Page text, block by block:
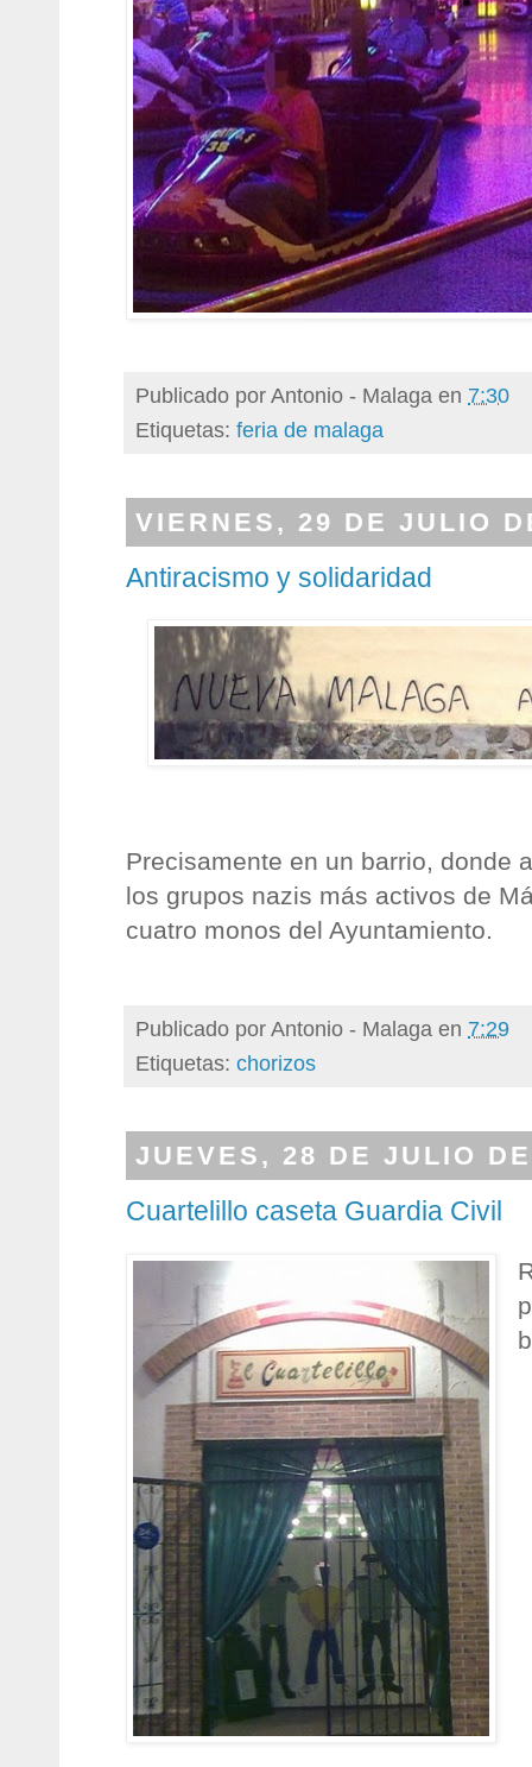
Publicado porAntonio - Malaga en 7:30
Etiquetas: feria de malaga
VIERNES, 29 DE JULIO
Antiracismo y solidaridad
Precisamente en un barrio, donde
los grupos nazis más activos de
cuatro monos del Ayuntamiento.
Publicado porAntonio - Malaga en 7:29
Etiquetas: chorizos
JUEVES, 28 DE JULIO
Cuartelillo caseta Guardia Civil